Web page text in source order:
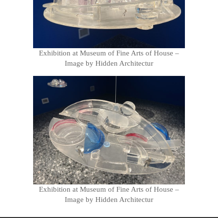
Exhibition at Museum of Fine Arts of House –
Image by Hidden Architectur
Exhibition at Museum of Fine Arts of House –
Image by Hidden Architectur